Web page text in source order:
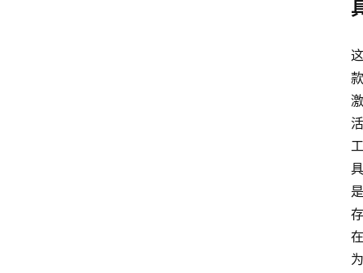
这
款
激
活
工
具
是
存
在
为